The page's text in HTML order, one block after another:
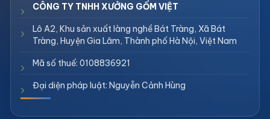
CÔNG TY TNHH XƯỞNG GỐM VIỆT
Lô A2, Khu sản xuất làng nghề Bát Tràng, Xã Bát
Tràng, Huyện Gia Lâm, Thành phố Hà Nội, Việt Nam
Mã số thuế: 0108836921
Đại diện pháp luật: Nguyễn Cảnh Hùng